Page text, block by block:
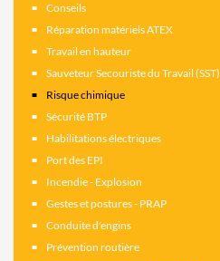
Conseils
Réparation matériels ATEX
Travail en hauteur
Sauveteur Secouriste du Travail (SST)
Risque chimique
Sécurité BTP
Habilitations électriques
Port des EPI
Incendie - Explosion
Gestes et postures - PRAP
Conduite d'engins
Prévention routière